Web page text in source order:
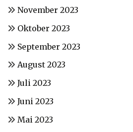
November 2023
Oktober 2023
September 2023
August 2023
Juli 2023
Juni 2023
Mai 2023